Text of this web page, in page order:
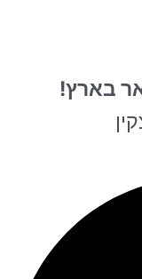
בארץ!